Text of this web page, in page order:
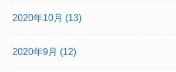
2020年10月 (13)
2020年9月 (12)